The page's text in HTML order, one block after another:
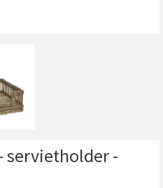
servietholder -